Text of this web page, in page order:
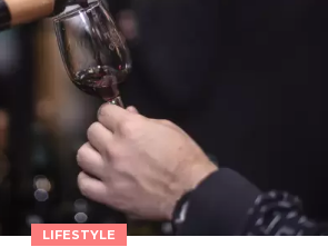
LIFESTYLE